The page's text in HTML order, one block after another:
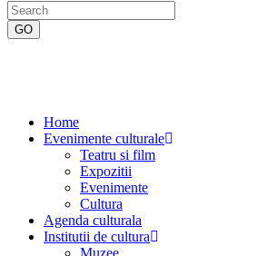
Home
Evenimente culturale
Teatru si film
Expozitii
Evenimente
Cultura
Agenda culturala
Institutii de cultura
Muzee